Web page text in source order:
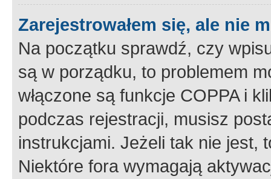
Zarejestrowałem się, ale nie
Na początku sprawdź, czy
są w porządku, to problemem
włączone są funkcje COPPA i
podczas rejestracji, musisz
instrukcjami. Jeżeli tak nie jest,
Niektóre fora wymagają